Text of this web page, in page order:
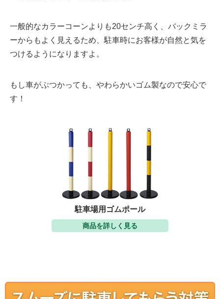
一般的なカラーコーンよりも20センチ高く、バックミラ
ーからもよく見えるため、駐車時にお客様が自然と気を
つけるようになりますよ。
もし車がぶつかっても、やわらかいゴム製なので安心で
す！
駐車場用ゴムポール
商品を詳しく見る